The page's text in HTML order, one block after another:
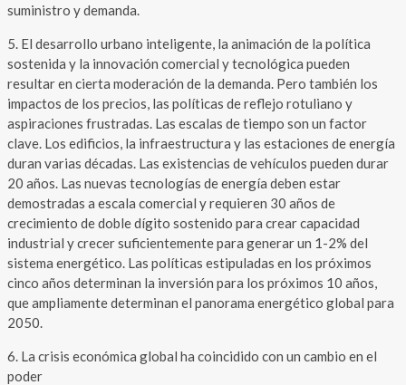
suministro y demanda.
5. El desarrollo urbano inteligente, la animación de la política
sostenida y la innovación comercial y tecnológica pueden
resultar en cierta moderación de la demanda. Pero también los
impactos de los precios, las políticas de reflejo rotuliano y
aspiraciones frustradas. Las escalas de tiempo son un factor
clave. Los edificios, la infraestructura y las estaciones de energía
duran varias décadas. Las existencias de vehículos pueden durar
20 años. Las nuevas tecnologías de energía deben estar
demostradas a escala comercial y requieren 30 años de
crecimiento de doble dígito sostenido para crear capacidad
industrial y crecer suficientemente para generar un 1-2% del
sistema energético. Las políticas estipuladas en los próximos
cinco años determinan la inversión para los próximos 10 años,
que ampliamente determinan el panorama energético global para
2050.
6. La crisis económica global ha coincidido con un cambio en el
poder